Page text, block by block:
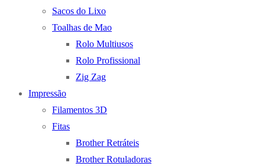
Sacos do Lixo
Toalhas de Mao
Rolo Multiusos
Rolo Profissional
Zig Zag
Impressão
Filamentos 3D
Fitas
Brother Retráteis
Brother Rotuladoras